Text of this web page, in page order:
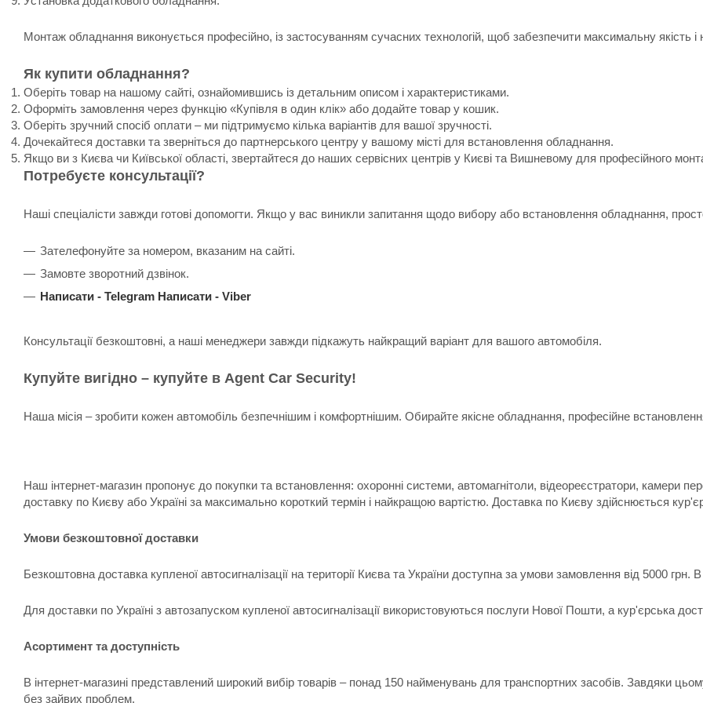
Монтаж обладнання виконується професійно, із застосуванням сучасних технологій, щоб забезпечити максимальну якість і
Як купити обладнання?
Оберіть товар на нашому сайті, ознайомившись із детальним описом і характеристиками.
Оформіть замовлення через функцію «Купівля в один клік» або додайте товар у кошик.
Оберіть зручний спосіб оплати – ми підтримуємо кілька варіантів для вашої зручності.
Дочекайтеся доставки та зверніться до партнерського центру у вашому місті для встановлення обладнання.
Якщо ви з Києва чи Київської області, звертайтеся до наших сервісних центрів у Києві та Вишневому для професійного
Потребуєте консультації?
Наші спеціалісти завжди готові допомогти. Якщо у вас виникли запитання щодо вибору або встановлення обладнання,
Зателефонуйте за номером, вказаним на сайті.
Замовте зворотний дзвінок.
Написати - Telegram Написати - Viber
Консультації безкоштовні, а наші менеджери завжди підкажуть найкращий варіант для вашого автомобіля.
Купуйте вигідно – купуйте в Agent Car Security!
Наша місія – зробити кожен автомобіль безпечнішим і комфортнішим. Обирайте якісне обладнання, професійне
Наш інтернет-магазин пропонує до покупки та встановлення: охоронні системи, автомагнітоли, відеореєстратори, камери
доставку по Києву або Україні за максимально короткий термін і найкращою вартістю. Доставка по Києву здійснюється
Умови безкоштовної доставки
Безкоштовна доставка купленої автосигналізації на території Києва та України доступна за умови замовлення від 5000
Для доставки по Україні з автозапуском купленої автосигналізації використовуються послуги Нової Пошти, а кур'єрська
Асортимент та доступність
В інтернет-магазині представлений широкий вибір товарів – понад 150 найменувань для транспортних засобів. Завдяки
без зайвих проблем.